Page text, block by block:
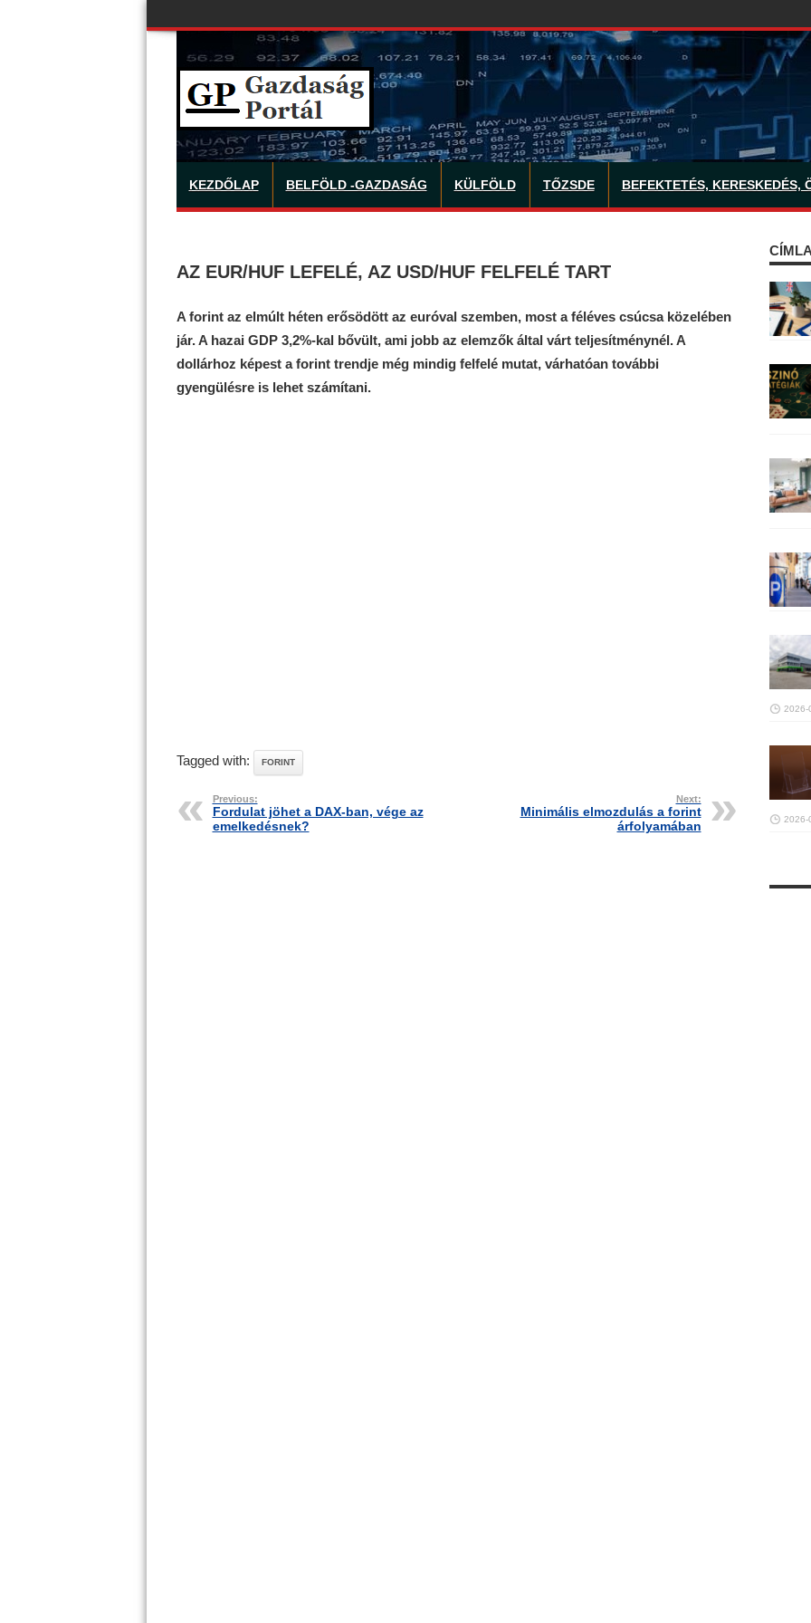
KEZDŐLAP BELFÖLD -GAZDASÁG KÜLFÖLD TŐZSDE BEFEKTETÉS, KERESKEDÉS,
AZ EUR/HUF LEFELÉ, AZ USD/HUF FELFELÉ TART
A forint az elmúlt héten erősödött az euróval szemben, most a féléves csúcsa közelében
jár. A hazai GDP 3,2%-kal bővült, ami jobb az elemzők által várt teljesítménynél. A
dollárhoz képest a forint trendje még mindig felfelé mutat, várhatóan további
gyengülésre is lehet számítani.
Tagged with: FORINT
Previous:
Fordulat jöhet a DAX-ban, vége az
emelkedésnek?
Next:
Minimális elmozdulás a forint
árfolyamában
2026-
2026-